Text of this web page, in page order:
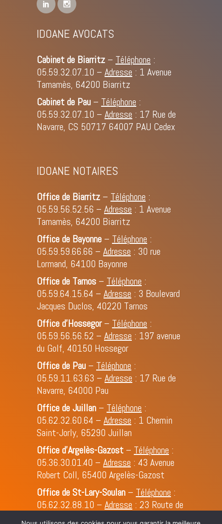
IDOANE AVOCATS
Cabinet de Biarritz – Téléphone :
05.59.32.07.10 – Adresse : 1 Avenue
Tamamès, 64200 Biarritz
Cabinet de Pau – Téléphone :
05.59.32.07.10 – Adresse : 17 Rue de
Navarre, CS 50717 64007 PAU Cedex
IDOANE NOTAIRES
Office de Biarritz – Téléphone :
05.59.56.52.56 – Adresse : 1 Avenue
Tamamès, 64200 Biarritz
Office de Bayonne – Téléphone :
05.59.59.66.66 – Adresse : 30 rue
Lormand, 64100 Bayonne
Office de Tarnos – Téléphone :
05.59.64.15.64 – Adresse : 3 Boulevard
Jacques Duclos, 40220 Tarnos
Office d’Hossegor– Téléphone :
05.59.56.56.52 – Adresse : 197 avenue
du Golf, 40150 Hossegor
Office de Pau – Téléphone :
05.59.11.63.63 – Adresse : 17 Rue de
Navarre, 64000 Pau
Office de Juillan – Téléphone :
05.62.32.60.64 – Adresse : 1 Chemin
Saint-Jorly, 65290 Juillan
Office d'Argelès-Gazost – Téléphone :
05.36.30.01.40 – Adresse : 43 Avenue
Robert Coll, 65400 Argelès-Gazost
Office de St-Lary-Soulan – Téléphone :
05.62.32.88.10 – Adresse : 23 Route de